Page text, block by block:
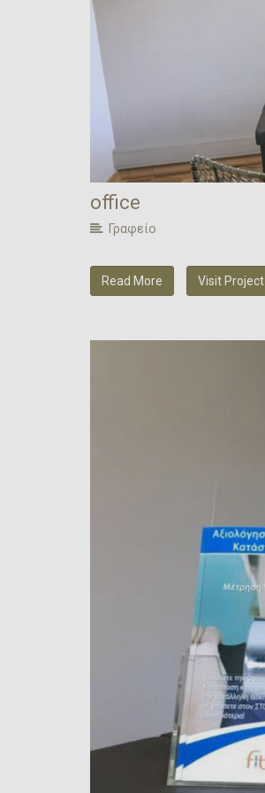
office
Γραφείο
Read More Visit Project